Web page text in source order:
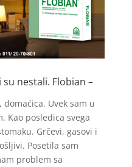
nestali. Flobian –
Uvek sam u
Kao posledica svega
Grčevi, gasovi i
Posetila sam
problem sa